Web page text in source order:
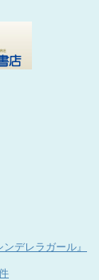
デレラガール』